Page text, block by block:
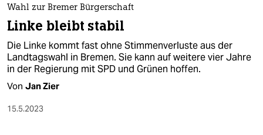
Wahl zur Bremer Bürgerschaft
Linke bleibt stabil
Die Linke kommt fast ohne Stimmenverluste aus der
Landtagswahl in Bremen. Sie kann auf weitere vier Jahre
in der Regierung mit SPD und Grünen hoffen.
Von Jan Zier
15.5.2023